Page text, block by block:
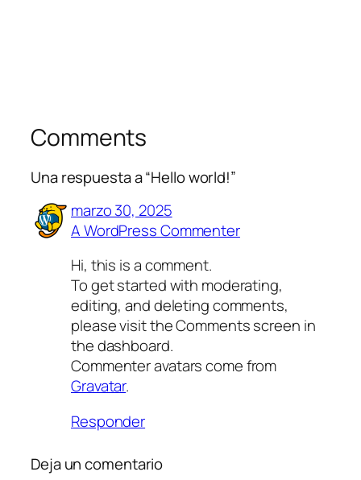
Comments
Una respuesta a “Hello world!”
marzo 30, 2025
A WordPress Commenter
Hi, this is a comment.
To get started with moderating,
editing, and deleting comments,
please visit the Comments screen in
the dashboard.
Commenter avatars come from
Gravatar.
Responder
Deja un comentario